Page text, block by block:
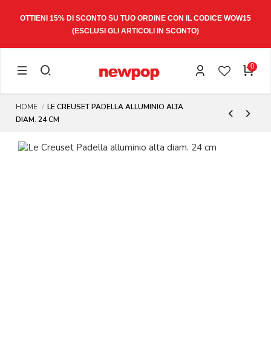
OTTIENI 15% DI SCONTO SU TUO ORDINE CON IL CODICE WOW15
(ESCLUSI GLI ARTICOLI IN SCONTO)
0
HOME
LE CREUSET PADELLA ALLUMINIO ALTA
DIAM. 24 CM